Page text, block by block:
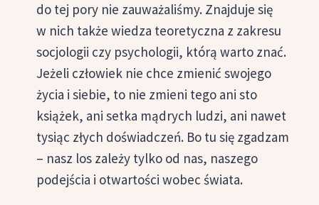
do tej pory nie zauważaliśmy. Znajduje się
w nich także wiedza teoretyczna z zakresu
socjologii czy psychologii, którą warto znać.
Jeżeli człowiek nie chce zmienić swojego
życia i siebie, to nie zmieni tego ani sto
książek, ani setka mądrych ludzi, ani nawet
tysiąc złych doświadczeń. Bo tu się zgadzam
– nasz los zależy tylko od nas, naszego
podejścia i otwartości wobec świata.